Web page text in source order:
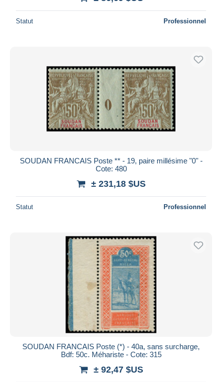
Statut Professionnel
SOUDAN FRANCAIS Poste ** - 19, paire millésime "0" -
Cote: 480
± 231,18 $US
Statut Professionnel
SOUDAN FRANCAIS Poste (*) - 40a, sans surcharge,
Bdf: 50c. Méhariste - Cote: 315
± 92,47 $US